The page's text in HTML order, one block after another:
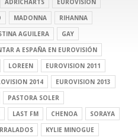
ADRICHARTS
EUROVISION
MADONNA
RIHANNA
AGUILERA
GAY
A ESPAÑA EN EUROVISIÓN
LOREEN
EUROVISION 2011
2014
EUROVISION 2013
PASTORA SOLER
LAST FM CHENOA
SORAYA
KYLIE MINOGUE